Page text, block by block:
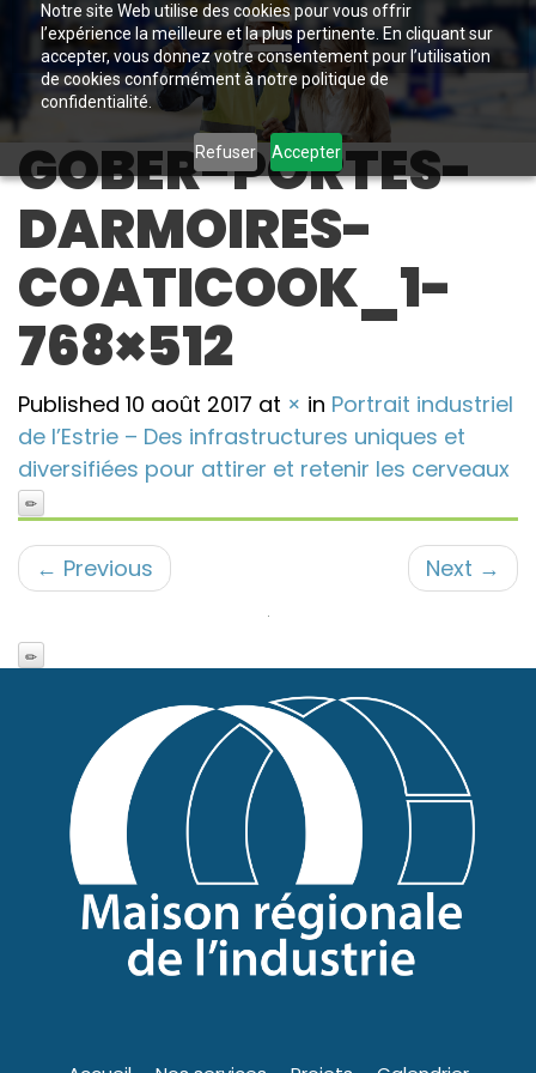
Notre site Web utilise des cookies pour vous offrir
l’expérience la meilleure et la plus pertinente. En cliquant sur
accepter, vous donnez votre consentement pour l’utilisation
de cookies conformément à notre politique de
confidentialité.
Refuser Accepter
GOBER-PORTES-
DARMOIRES-
COATICOOK_1-
768×512
Published 10 août 2017 at × in Portrait industriel
de l’Estrie – Des infrastructures uniques et
diversifiées pour attirer et retenir les cerveaux
← Previous Next →